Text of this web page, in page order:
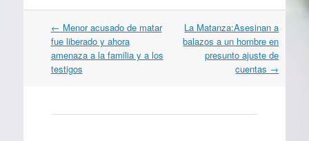
Navegación
por
artículos
← Menor acusado de matar
fue liberado y ahora
amenaza a la familia y a los
testigos
La Matanza:Asesinan a
balazos a un hombre en
presunto ajuste de
cuentas →